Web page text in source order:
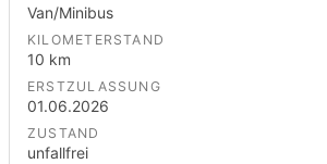
Van/Minibus
KILOMETERSTAND
10 km
ERSTZULASSUNG
01.06.2026
ZUSTAND
unfallfrei